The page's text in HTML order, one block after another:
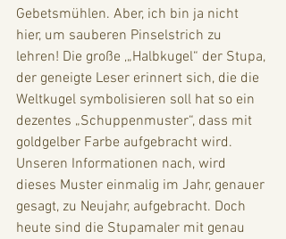
Gebetsmühlen. Aber, ich bin ja nicht
hier, um sauberen Pinselstrich zu
lehren! Die große ‚„Halbkugel“ der Stupa,
der geneigte Leser erinnert sich, die die
Weltkugel symbolisieren soll hat so ein
dezentes „Schuppenmuster“, dass mit
goldgelber Farbe aufgebracht wird.
Unseren Informationen nach, wird
dieses Muster einmalig im Jahr, genauer
gesagt, zu Neujahr, aufgebracht. Doch
heute sind die Stupamaler mit genau